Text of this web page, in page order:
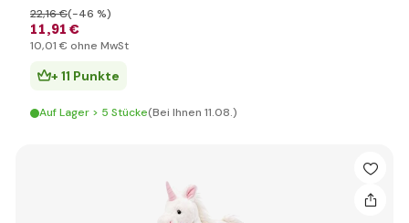
11,91 €
22,16 €(-46 %)
10,01 € ohne MwSt
+ 11 Punkte
Auf Lager > 5 Stücke(Bei Ihnen 11.08.)